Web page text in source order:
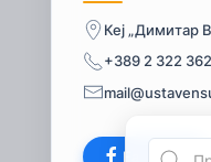
Кеј „Димитар
+389 2 322
Facebook